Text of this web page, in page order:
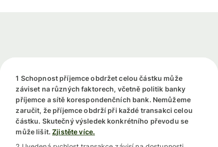
1 Schopnost příjemce obdržet celou částku může
záviset na různých faktorech, včetně politik banky
příjemce a sítě korespondenčních bank. Nemůžeme
zaručit, že příjemce obdrží při každé transakci celou
částku. Skutečný výsledek konkrétního převodu se
může lišit. Zjistěte více.